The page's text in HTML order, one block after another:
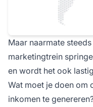
Maar naarmate
marketingtrein
en wordt het ook
Wat moet je doen om
inkomen te